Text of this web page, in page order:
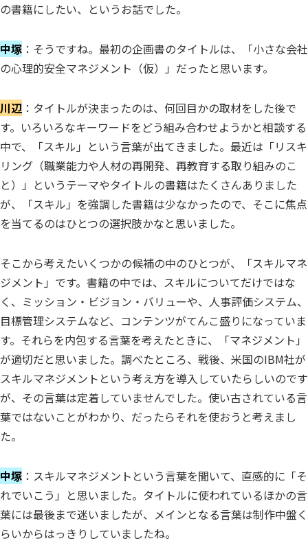
の書籍にしたい、というお話でした。
中塚 ：そうですね。最初の企画書のタイトルは、「小さな会社
の心理的安全マネジメント（仮）」だったと思います。
川辺 ：タイトルが決まったのは、何回目かの取材をした後で
す。いろいろなキーワードをどう組み合わせようかと相談する
中で、「スキル」という言葉が出てきました。最近は「リスキ
リング（職業能力や人材の再開発、再教育する取り組みのこ
と）」というテーマやタイトルの書籍はたくさんありました
が、「スキル」を強調した書籍は少なかったので、そこに焦点
を当てるのはひとつの選択肢かなと思いました。
そこから考えたいくつかの候補の中のひとつが、「スキルマネ
ジメント」です。書籍の中では、スキルについてだけではな
く、ミッション・ビジョン・バリューや、人事評価システム、
目標管理システムなど、コンテンツがてんこ盛りになっていま
す。それらを内包する言葉を考えたときに、「マネジメント」
が適切だと思いました。調べたところ、戦後、米国のIBM社が
スキルマネジメントという考え方を導入していたらしいのです
が、その言葉は定着していませんでした。使い古されている言
葉ではないことがわかり、だったらそれを使おうと考えまし
た。
中塚 ：スキルマネジメントという言葉を聞いて、直感的に「そ
れでいこう」と思いました。タイトルに使われているほかの言
葉には最後まで迷いましたが、メインとなる言葉は制作中盤く
らいからはっきりしていましたね。